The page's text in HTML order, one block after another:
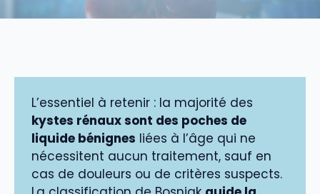
L’essentiel à retenir : la majorité des
kystes rénaux sont des poches de
liquide bénignes liées à l’âge qui ne
nécessitent aucun traitement, sauf en
cas de douleurs ou de critères suspects.